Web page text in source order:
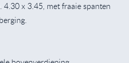
4.30 x 3.45, met fraaie spanten